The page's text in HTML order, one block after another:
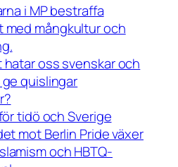
i MP bestraffa
med mångkultur och
oss svenskar och
ge quislingar
tidö och Sverige
mot Berlin Pride växer
och HBTQ-